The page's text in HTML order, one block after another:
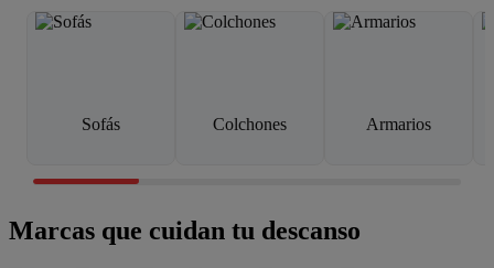
Sofás Colchones Armarios
Marcas que cuidan tu descanso